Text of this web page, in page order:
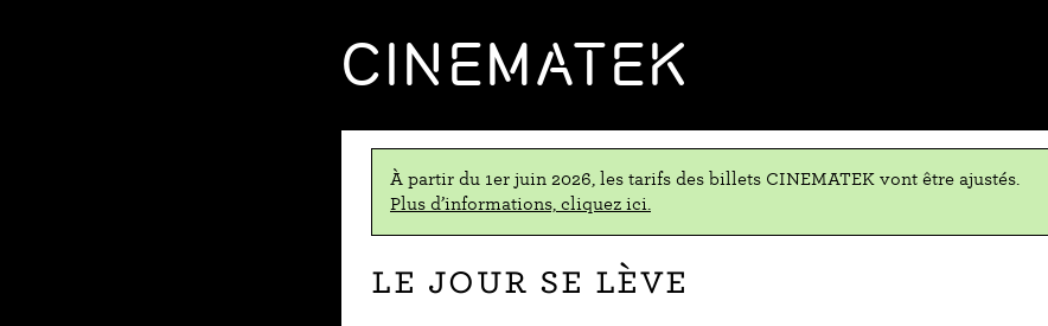
CINEMATEK
À partir du 1er juin 2026, les tarifs des billets CINEMATEK vont être ajustés.
Plus d’informations, cliquez ici.
Le Jour se lève